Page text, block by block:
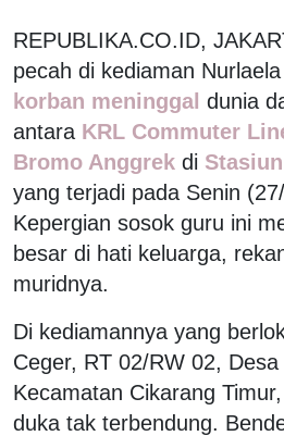
REPUBLIKA.CO.ID,
pecah di kediaman
korban meninggal dunia
antara KRL Commuter
Bromo Anggrek di
yang terjadi pada Senin
Kepergian sosok guru ini
besar di hati keluarga,
muridnya.
Di kediamannya yang
Ceger, RT 02/RW 02, Desa
Kecamatan Cikarang
duka tak terbendung.